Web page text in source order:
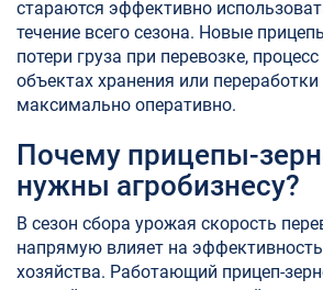
стараются эффективно
течение всего сезона. Новые
потери груза при перевозке,
объектах хранения или
максимально оперативно.
Почему прицепы-
нужны агробизнесу?
В сезон сбора урожая скорость
напрямую влияет на
хозяйства. Работающий прицеп-